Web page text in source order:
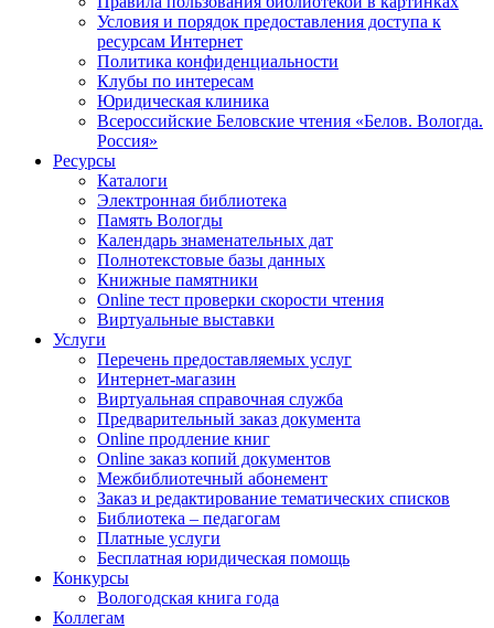
Условия и порядок предоставления доступа к
ресурсам Интернет
Политика конфиденциальности
Клубы по интересам
Юридическая клиника
Всероссийские Беловские чтения «Белов. Вологда.
Россия»
Ресурсы
Каталоги
Электронная библиотека
Память Вологды
Календарь знаменательных дат
Полнотекстовые базы данных
Книжные памятники
Online тест проверки скорости чтения
Виртуальные выставки
Услуги
Перечень предоставляемых услуг
Интернет-магазин
Виртуальная справочная служба
Предварительный заказ документа
Online продление книг
Online заказ копий документов
Межбиблиотечный абонемент
Заказ и редактирование тематических списков
Библиотека – педагогам
Платные услуги
Бесплатная юридическая помощь
Конкурсы
Вологодская книга года
Коллегам